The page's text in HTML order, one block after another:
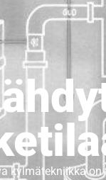
kylmätekniikkaon